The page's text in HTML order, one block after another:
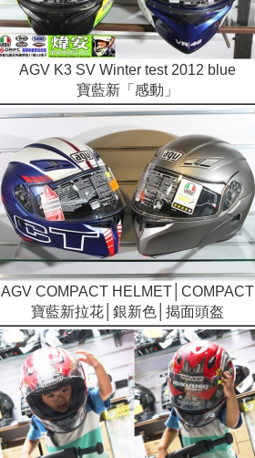
AGV K3 SV Winter test 2012 blue
寶藍新「感動」
AGV COMPACT HELMET│COMPACT
寶藍新拉花│銀新色│揭面頭盔